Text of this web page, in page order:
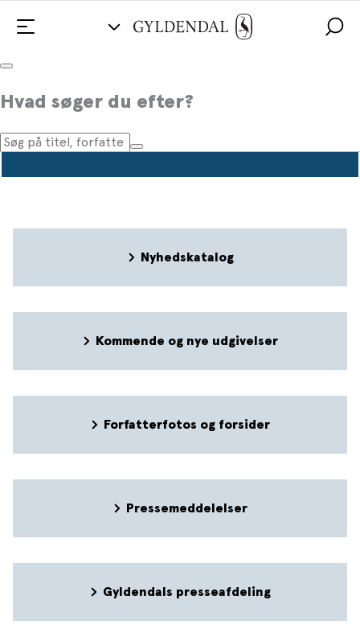
Hvad søger du efter?
Pressemeddelelser
Nyhedskatalog
Kommende og nye udgivelser
Forfatterfotos og forsider
Pressemeddelelser
Gyldendals presseafdeling